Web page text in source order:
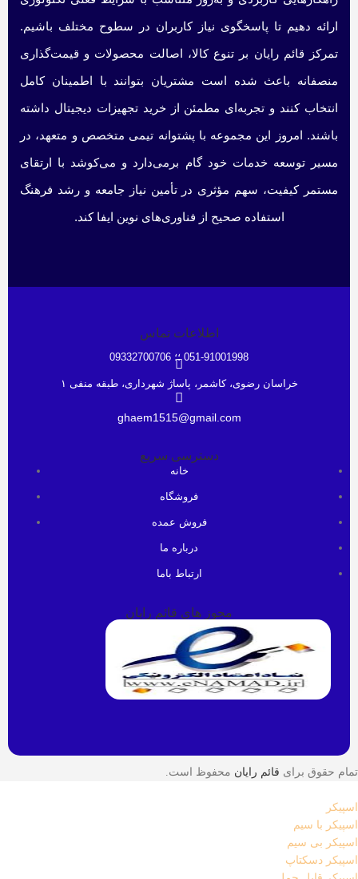
ارائه دهیم تا پاسخگوی نیاز کاربران در سطوح مختلف باشیم.
تمرکز قائم رایان بر تنوع کالا، اصالت محصولات و قیمت‌گذاری
منصفانه باعث شده است مشتریان بتوانند با اطمینان کامل
انتخاب کنند و تجربه‌ای مطمئن از خرید تجهیزات دیجیتال داشته
باشند. امروز این مجموعه با پشتوانه تیمی متخصص و متعهد، در
مسیر توسعه خدمات خود گام برمی‌دارد و می‌کوشد با ارتقای
مستمر کیفیت، سهم مؤثری در تأمین نیاز جامعه و رشد فرهنگ
استفاده صحیح از فناوری‌های نوین ایفا کند.
اطلاعات تماس
051-91001998 ؛؛ 09332700706
خراسان رضوی، کاشمر، پاساژ شهرداری، طبقه منفی ۱
ghaem1515@gmail.com
دسترسی سریع
خانه
فروشگاه
فروش عمده
درباره ما
ارتباط باما
مجوز های قائم رایان
تمام حقوق برای قائم رایان محفوظ است.
اسپیکر
اسپیکر با سیم
اسپیکر بی سیم
اسپیکر دسکتاپ